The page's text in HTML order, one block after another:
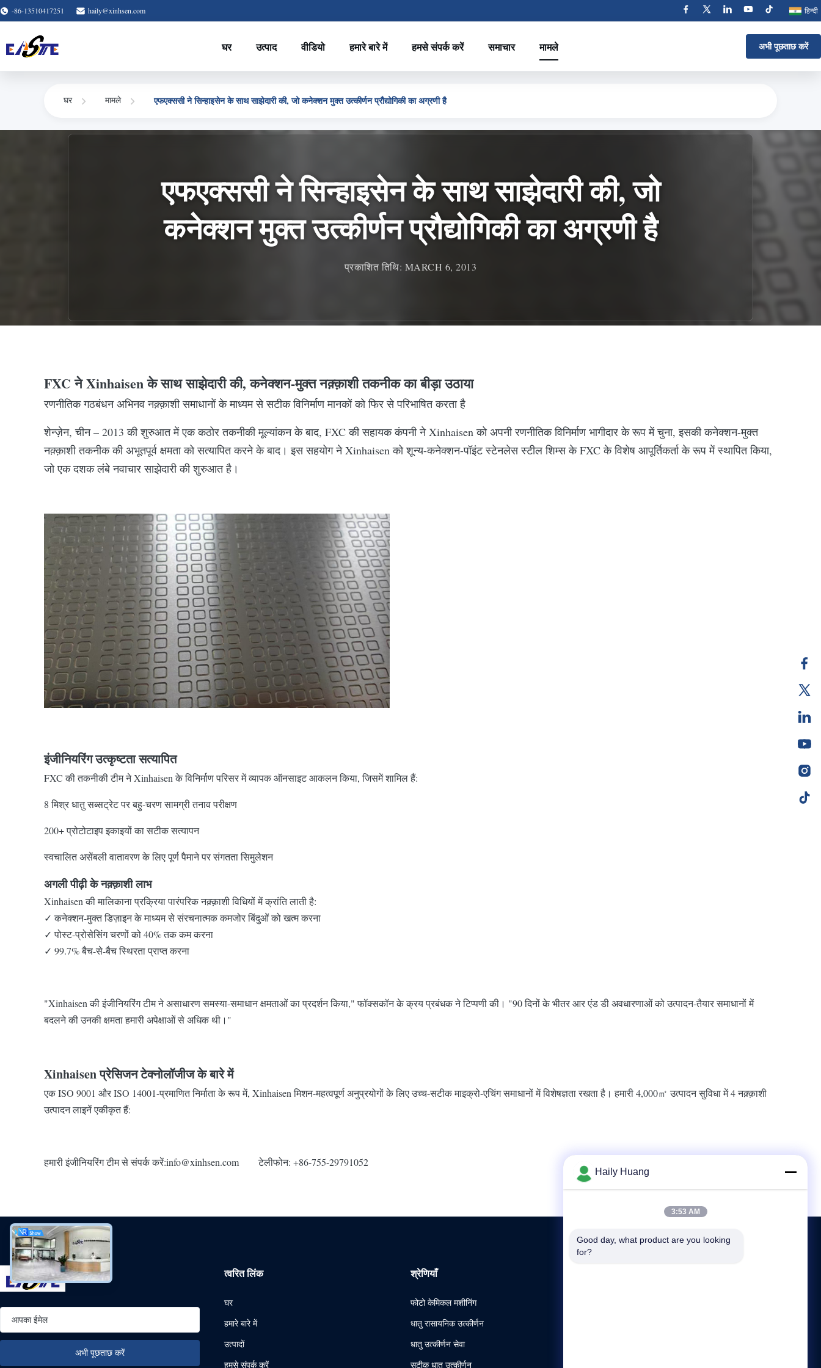
-86-13510417251 haily@xinhsen.com हिन्दी
घर उत्पाद वीडियो हमारे बारे में हमसे संपर्क करें समाचार मामले अभी पूछताछ करें
घर मामले एफएक्ससी ने सिन्हाइसेन के साथ साझेदारी की, जो कनेक्शन मुक्त उत्कीर्णन प्रौद्योगिकी का अग्रणी है
एफएक्ससी ने सिन्हाइसेन के साथ साझेदारी की, जो
कनेक्शन मुक्त उत्कीर्णन प्रौद्योगिकी का अग्रणी है
प्रकाशित तिथि: MARCH 6, 2013
FXC ने Xinhaisen के साथ साझेदारी की, कनेक्शन-मुक्त नक़्क़ाशी तकनीक का बीड़ा उठाया
रणनीतिक गठबंधन अभिनव नक़्क़ाशी समाधानों के माध्यम से सटीक विनिर्माण मानकों को फिर से परिभाषित करता है
शेन्ज़ेन, चीन – 2013 की शुरुआत में एक कठोर तकनीकी मूल्यांकन के बाद, FXC की सहायक कंपनी ने Xinhaisen को अपनी रणनीतिक विनिर्माण भागीदार के रूप में चुना, इसकी कनेक्शन-मुक्त
नक़्क़ाशी तकनीक की अभूतपूर्व क्षमता को सत्यापित करने के बाद। इस सहयोग ने Xinhaisen को शून्य-कनेक्शन-पॉइंट स्टेनलेस स्टील शिम्स के FXC के विशेष आपूर्तिकर्ता के रूप में स्थापित किया,
जो एक दशक लंबे नवाचार साझेदारी की शुरुआत है।
इंजीनियरिंग उत्कृष्टता सत्यापित
FXC की तकनीकी टीम ने Xinhaisen के विनिर्माण परिसर में व्यापक ऑनसाइट आकलन किया, जिसमें शामिल हैं:
8 मिश्र धातु सब्सट्रेट पर बहु-चरण सामग्री तनाव परीक्षण
200+ प्रोटोटाइप इकाइयों का सटीक सत्यापन
स्वचालित असेंबली वातावरण के लिए पूर्ण पैमाने पर संगतता सिमुलेशन
अगली पीढ़ी के नक़्क़ाशी लाभ
Xinhaisen की मालिकाना प्रक्रिया पारंपरिक नक़्क़ाशी विधियों में क्रांति लाती है:
✓ कनेक्शन-मुक्त डिज़ाइन के माध्यम से संरचनात्मक कमजोर बिंदुओं को खत्म करना
✓ पोस्ट-प्रोसेसिंग चरणों को 40% तक कम करना
✓ 99.7% बैच-से-बैच स्थिरता प्राप्त करना
"Xinhaisen की इंजीनियरिंग टीम ने असाधारण समस्या-समाधान क्षमताओं का प्रदर्शन किया," फॉक्सकॉन के क्रय प्रबंधक ने टिप्पणी की। "90 दिनों के भीतर आर एंड डी अवधारणाओं को उत्पादन-तैयार समाधानों में
बदलने की उनकी क्षमता हमारी अपेक्षाओं से अधिक थी।"
Xinhaisen प्रेसिजन टेक्नोलॉजीज के बारे में
एक ISO 9001 और ISO 14001-प्रमाणित निर्माता के रूप में, Xinhaisen मिशन-महत्वपूर्ण अनुप्रयोगों के लिए उच्च-सटीक माइक्रो-एचिंग समाधानों में विशेषज्ञता रखता है। हमारी 4,000㎡ उत्पादन सुविधा में 4 नक़्क़ाशी
उत्पादन लाइनें एकीकृत हैं:
हमारी इंजीनियरिंग टीम से संपर्क करें:info@xinhsen.com टेलीफोन: +86-755-29791052
त्वरित लिंक
घर
हमारे बारे में
उत्पादों
हमसे संपर्क करें
श्रेणियाँ
फोटो केमिकल मशीनिंग
धातु रासायनिक उत्कीर्णन
धातु उत्कीर्णन सेवा
सटीक धातु उत्कीर्णन
Haily Huang
3:53 AM
Good day, what product are you looking
for?